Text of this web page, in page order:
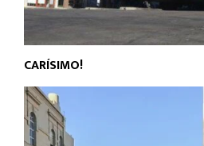
CARÍSIMO!